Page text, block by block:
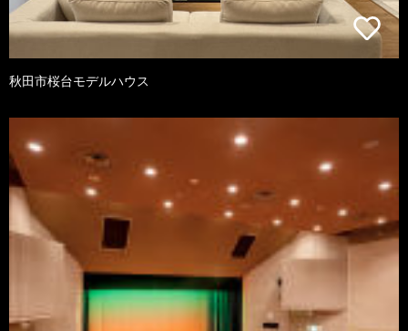
秋田市桜台モデルハウス